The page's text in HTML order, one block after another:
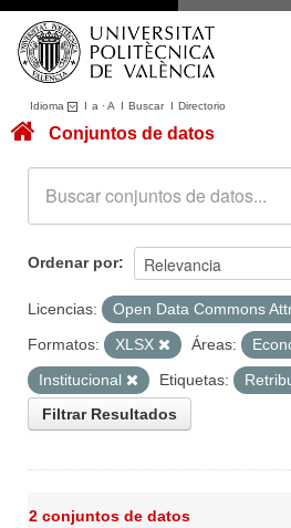
Idioma I a ·A I BuscarI Directorio
Conjuntos de datos
Acerca de
Portal de Transparencia
Conjuntos de datos
Ordenar por
Licencias:
Open Data Commons
Formatos:
XLSX Áreas:
Institucional
Etiquetas:
Filtrar Resultados
2 conjuntos de datos